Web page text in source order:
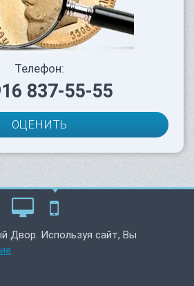
Телефон:
837-55-55
ОЦЕНИТЬ
Двор. Используя сайт, Вы